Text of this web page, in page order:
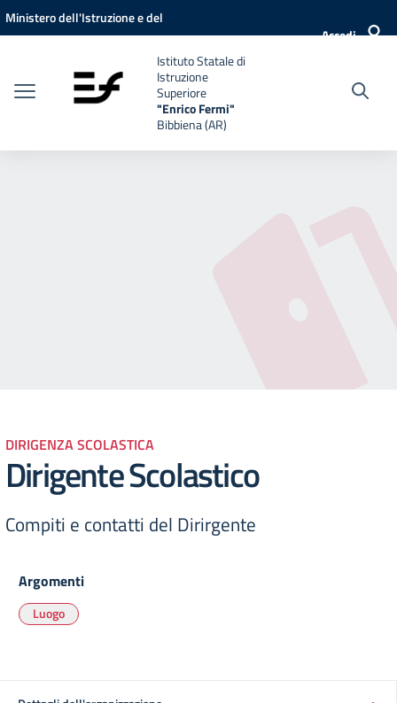
Vai ai contenuti
Vai al menu di navigazione
Vai al footer
Ministero dell'Istruzione e del
Accedi
Istituto Statale di
Istruzione
Superiore
"Enrico Fermi"
Bibbiena (AR)
DIRIGENZA SCOLASTICA
Dirigente Scolastico
Compiti e contatti del Dirirgente
Argomenti
Luogo